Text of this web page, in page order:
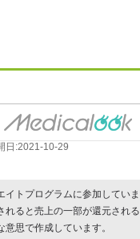
ガタ…原因と治
歯科医師監修
日:2021-10-29
イトプログラムに参加してい
れると売上の一部が還元される
思で作成しています。